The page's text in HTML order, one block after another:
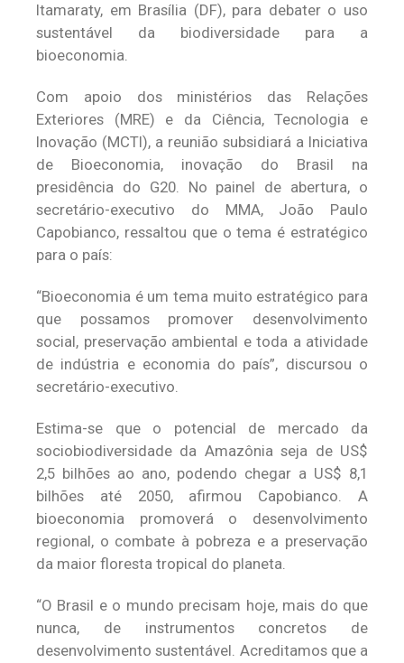
Itamaraty, em Brasília (DF), para debater o uso
sustentável da biodiversidade para a
bioeconomia.
Com apoio dos ministérios das Relações
Exteriores (MRE) e da Ciência, Tecnologia e
Inovação (MCTI), a reunião subsidiará a Iniciativa
de Bioeconomia, inovação do Brasil na
presidência do G20. No painel de abertura, o
secretário-executivo do MMA, João Paulo
Capobianco, ressaltou que o tema é estratégico
para o país:
“Bioeconomia é um tema muito estratégico para
que possamos promover desenvolvimento
social, preservação ambiental e toda a atividade
de indústria e economia do país”, discursou o
secretário-executivo.
Estima-se que o potencial de mercado da
sociobiodiversidade da Amazônia seja de US$
2,5 bilhões ao ano, podendo chegar a US$ 8,1
bilhões até 2050, afirmou Capobianco. A
bioeconomia promoverá o desenvolvimento
regional, o combate à pobreza e a preservação
da maior floresta tropical do planeta.
“O Brasil e o mundo precisam hoje, mais do que
nunca, de instrumentos concretos de
desenvolvimento sustentável. Acreditamos que a